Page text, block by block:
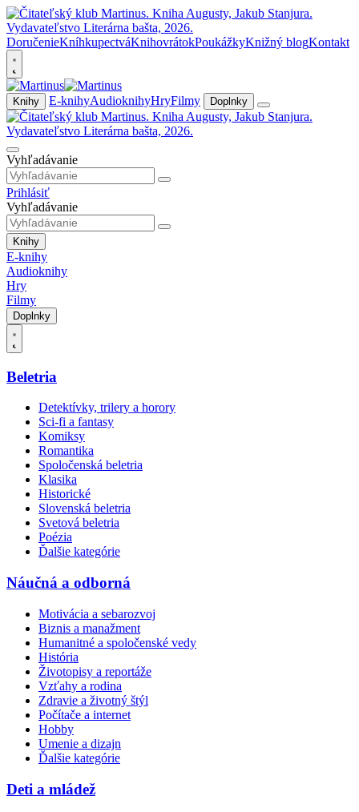
DoručenieKníhkupectváKnihovrátokPoukážkyKnižný blogKontakt
Knihy E-knihyAudioknihyHryFilmy Doplnky
Vyhľadávanie
Prihlásiť
Vyhľadávanie
Knihy
E-knihy
Audioknihy
Hry
Filmy
Doplnky
Beletria
Detektívky, trilery a horory
Sci-fi a fantasy
Komiksy
Romantika
Spoločenská beletria
Klasika
Historické
Slovenská beletria
Svetová beletria
Poézia
Ďalšie kategórie
Náučná a odborná
Motivácia a sebarozvoj
Biznis a manažment
Humanitné a spoločenské vedy
História
Životopisy a reportáže
Vzťahy a rodina
Zdravie a životný štýl
Počítače a internet
Hobby
Umenie a dizajn
Ďalšie kategórie
Deti a mládež